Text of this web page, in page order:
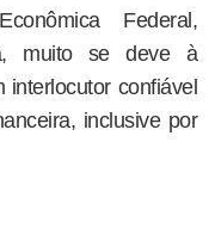
Federal,
muito se deve à
confiável
inclusive por